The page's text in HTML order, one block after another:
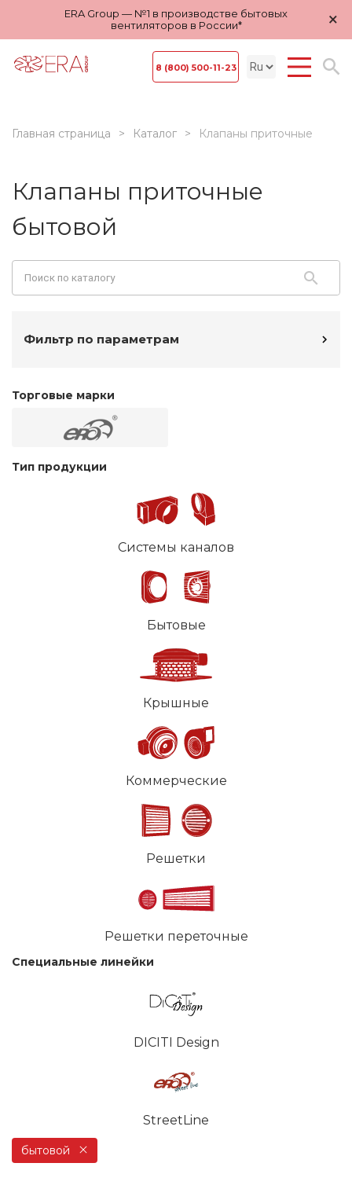
ERA Group — №1 в производстве бытовых
вентиляторов в России*
×
8 (800) 500-11-23
Главная страница Каталог Клапаны приточные
Клапаны приточные
бытовой
Фильтр по параметрам
Торговые марки
Тип продукции
Системы каналов
Бытовые
Крышные
Коммерческие
Решетки
Решетки переточные
Специальные линейки
DICITI Design
StreetLine
бытовой